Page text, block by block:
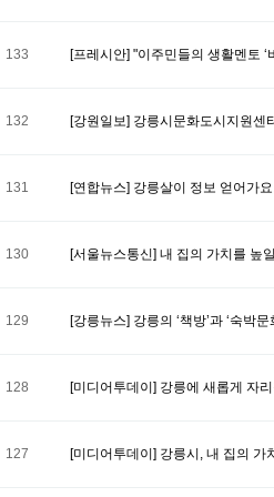
133 [프레시안] "이주민들의 생활멘토 ‘
132 [강원일보] 강릉시문화도시지원센
131 [연합뉴스] 강릉살이 정보 얻어가
130 [서울뉴스통신] 내 집의 가치를 높
129 [강릉뉴스] 강릉의 ‘책방’과 ‘숙박
128 [미디어투데이] 강릉에 새롭게 자
127 [미디어투데이] 강릉시, 내 집의 가